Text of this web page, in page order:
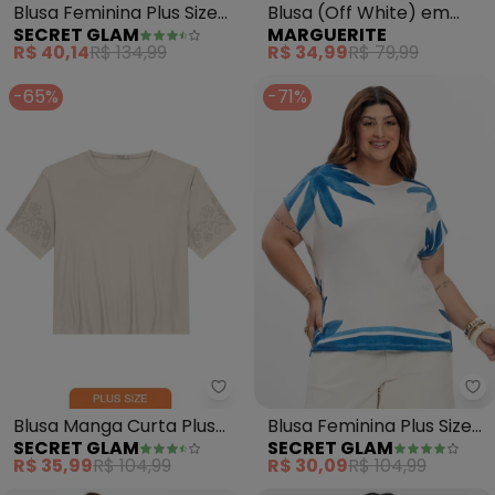
Blusa Feminina Plus Size
(Bege)
SECRET GLAM
R$ 40,14R$ 134,99
Blusa (Off White) em
Malha de Algodão
MARGUERITE
R$ 34,99R$ 79,99
-65%
Secret Glam - Blusa Manga
Blusa Manga Curta Plus
Size (Bege)
SECRET GLAM
R$ 35,99R$ 104,99
-71%
Blusa Feminina Plus Size
(Azul)
SECRET GLAM
R$ 30,09R$ 104,99